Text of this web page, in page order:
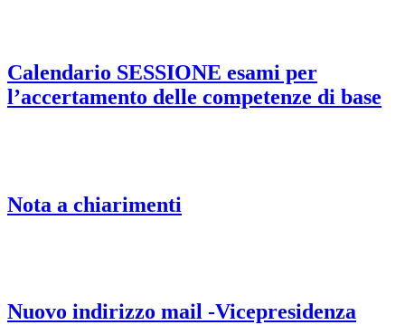
Calendario SESSIONE esami per
l’accertamento delle competenze di base
Nota a chiarimenti
Nuovo indirizzo mail -Vicepresidenza